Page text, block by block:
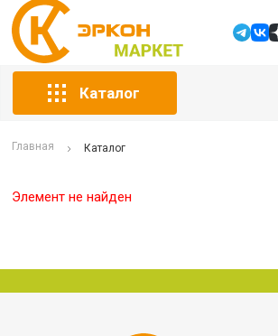
Каталог
Главная Каталог
Элемент не найден